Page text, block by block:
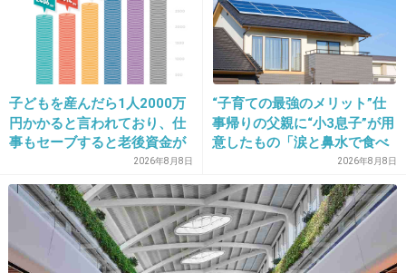
出典：www.officiallyjd.com
出典：up.gc-img.net
+191 -13
28. 絶叫☆戦士2014/05/07(水) 20:55:21 ID:to8hHiSgoj
なんか雰囲気似てるしね、この二人。
+12 -23
子どもを産んだら1人2000万
円かかると言われており、仕
事もセーブすると老後資金が
貯められない…一方、子育て
していない人は潤沢な資金で
悠々老後だと歪んでいるので
は？→様々な意見
2026年8月8日
“子育ての最強のメリット”仕
事帰りの父親に“小3息子”が用
意したもの「涙と鼻水で食べ
れない」「震える」の声2026年8月8日